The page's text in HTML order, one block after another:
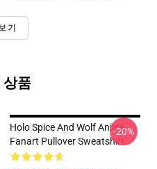
기
상품
Holo Spice And Wolf Anime
Fanart Pullover Sweatshirt
-20%